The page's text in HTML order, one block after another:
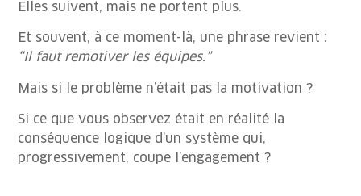
Elles suivent, mais ne portent plus.
Et souvent, à ce moment-là, une phrase revient :
“Il faut remotiver les équipes.”
Mais si le problème n’était pas la motivation ?
Si ce que vous observez était en réalité la
conséquence logique d’un système qui,
progressivement, coupe l’engagement ?